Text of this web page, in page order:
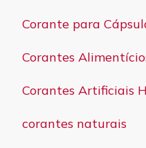
Corante para
Corantes
Corantes Artificiais
corantes naturais